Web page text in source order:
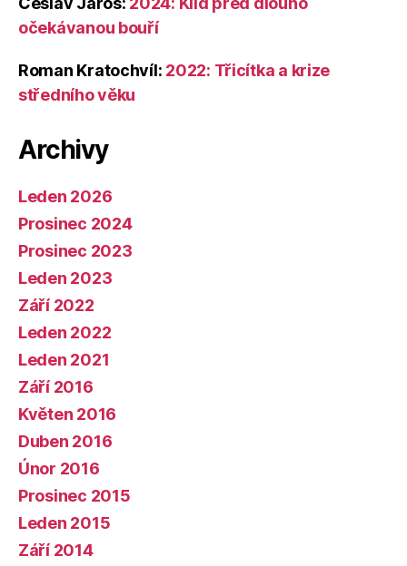
očekávanou bouří
Roman Kratochvíl: 2022: Třicítka a krize
středního věku
Archivy
Leden 2026
Prosinec 2024
Prosinec 2023
Leden 2023
Září 2022
Leden 2022
Leden 2021
Září 2016
Květen 2016
Duben 2016
Únor 2016
Prosinec 2015
Leden 2015
Září 2014